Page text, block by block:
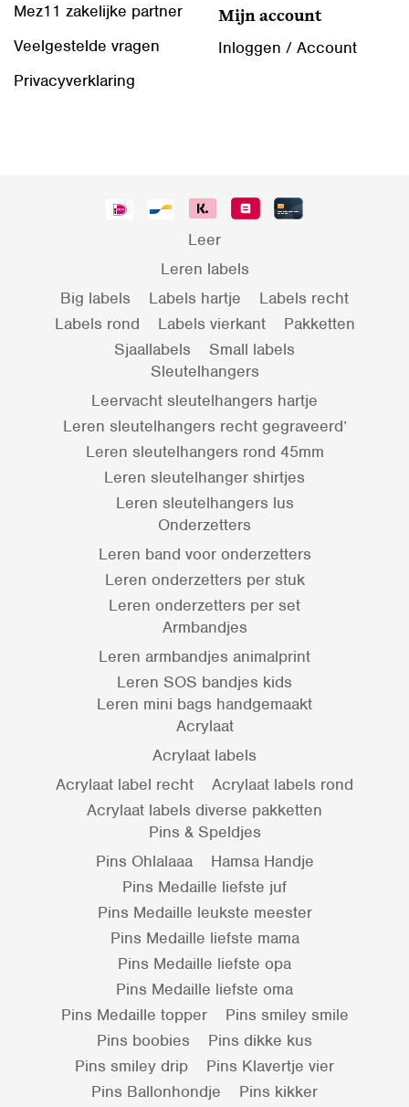
Mez11 zakelijke partner
Veelgestelde vragen
Privacyverklaring
Mijn account
Inloggen / Account
Leer
Leren labels
Big labels
Labels hartje
Labels recht
Labels rond
Labels vierkant
Pakketten
Sjaallabels
Small labels
Sleutelhangers
Leervacht sleutelhangers hartje
Leren sleutelhangers recht gegraveerd’
Leren sleutelhangers rond 45mm
Leren sleutelhanger shirtjes
Leren sleutelhangers lus
Onderzetters
Leren band voor onderzetters
Leren onderzetters per stuk
Leren onderzetters per set
Armbandjes
Leren armbandjes animalprint
Leren SOS bandjes kids
Leren mini bags handgemaakt
Acrylaat
Acrylaat labels
Acrylaat label recht
Acrylaat labels rond
Acrylaat labels diverse pakketten
Pins & Speldjes
Pins Ohlalaaa
Hamsa Handje
Pins Medaille liefste juf
Pins Medaille leukste meester
Pins Medaille liefste mama
Pins Medaille liefste opa
Pins Medaille liefste oma
Pins Medaille topper
Pins smiley smile
Pins boobies
Pins dikke kus
Pins smiley drip
Pins Klavertje vier
Pins Ballonhondje
Pins kikker